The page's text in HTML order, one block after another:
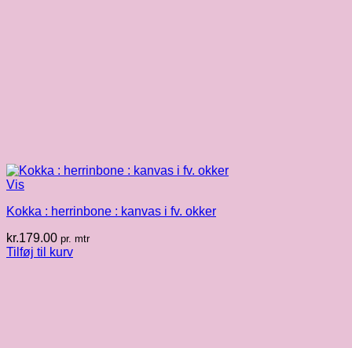
Vis
Kokka : herrinbone : kanvas i fv. okker
kr.179.00 pr. mtr
Tilføj til kurv